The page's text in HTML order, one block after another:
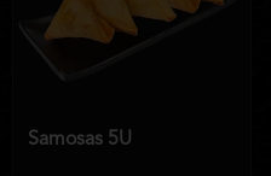
Samosas 5U